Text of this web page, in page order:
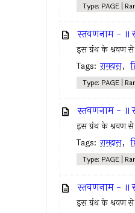
Type: PAGE |
स्तवणनाम - ॥
इस ग्रंथ के श्रवण से
Tags: रामदास,
Type: PAGE |
स्तवणनाम - ॥
इस ग्रंथ के श्रवण से
Tags: रामदास,
Type: PAGE |
स्तवणनाम - ॥
इस ग्रंथ के श्रवण से